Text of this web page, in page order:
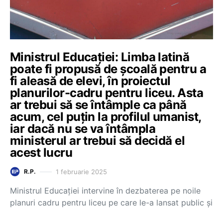
Ministrul Educației: Limba latină
poate fi propusă de școală pentru a
fi aleasă de elevi, în proiectul
planurilor-cadru pentru liceu. Asta
ar trebui să se întâmple ca până
acum, cel puțin la profilul umanist,
iar dacă nu se va întâmpla
ministerul ar trebui să decidă el
acest lucru
R.P. 1 februarie 2025
Ministrul Educației intervine în dezbaterea pe noile
planuri cadru pentru liceu pe care le-a lansat public și